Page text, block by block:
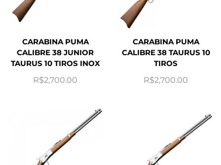
CARABINA PUMA
CALIBRE 38 JUNIOR
TAURUS 10 TIROS INOX
R$2,700.00
CARABINA PUMA
CALIBRE 38 TAURUS 10
TIROS
R$2,700.00